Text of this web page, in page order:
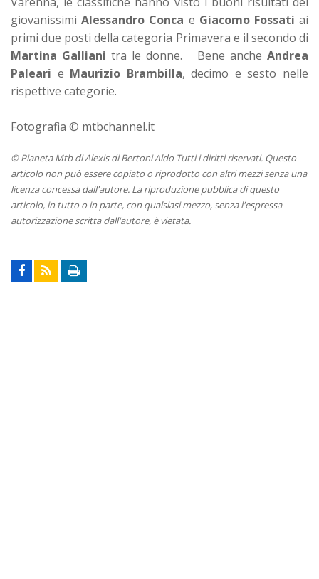
giovanissimiAlessandro Conca e Giacomo Fossati ai
primi due posti della categoria Primavera e il secondo di
Martina Galliani tra le donne. Bene anche Andrea
Paleari e Maurizio Brambilla, decimo e sesto nelle
rispettive categorie.
Fotografia © mtbchannel.it
© Pianeta Mtb di Alexis di Bertoni Aldo Tutti i diritti riservati. Questo
articolo non può essere copiato o riprodotto con altri mezzi senza una
licenza concessa dall'autore. La riproduzione pubblica di questo
articolo, in tutto o in parte, con qualsiasi mezzo, senza l'espressa
autorizzazione scritta dall'autore, è vietata.